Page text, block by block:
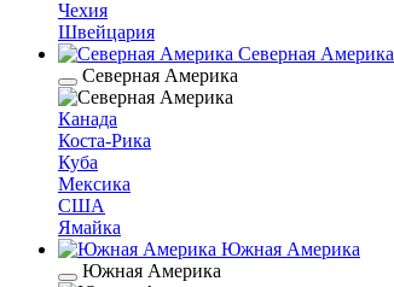
Чехия
Швейцария
Северная Америка
Северная Америка
Канада
Коста-Рика
Куба
Мексика
США
Ямайка
Южная Америка
Южная Америка